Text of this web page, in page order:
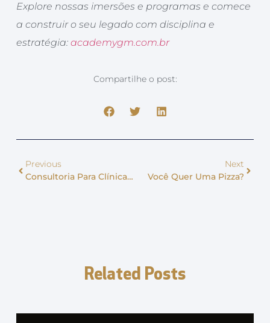
Explore nossas imersões e programas e comece
a construir o seu legado com disciplina e
estratégia: academygm.com.br
Compartilhe o post:
Previous
Consultoria Para Clínicas: Não Se Contente Com Slides Bonitos
Next
Você Quer Uma Pizza?
Related Posts